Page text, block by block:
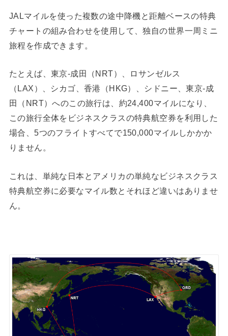
JALマイルを使った複数の途中降機と距離ベースの特典
チャートの組み合わせを使用して、独自の世界一周ミニ
旅程を作成できます。
たとえば、東京-成田（NRT）、ロサンゼルス
（LAX）、シカゴ、香港（HKG）、シドニー、東京-成
田（NRT）へのこの旅行は、約24,400マイルになり、
この旅行全体をビジネスクラスの特典航空券を利用した
場合、5つのフライトすべてで150,000マイルしかかか
りません。
これは、単純な日本とアメリカの単純なビジネスクラス
特典航空券に必要なマイル数とそれほど違いはありませ
ん。